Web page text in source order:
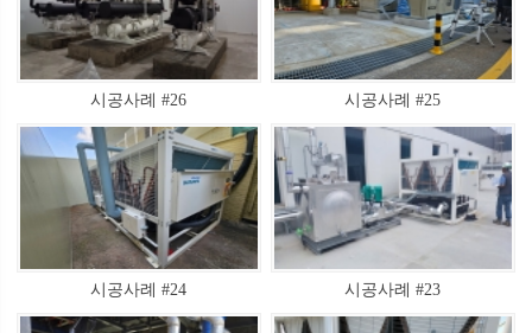
시공사례 #26 시공사례 #25
시공사례 #24 시공사례 #23